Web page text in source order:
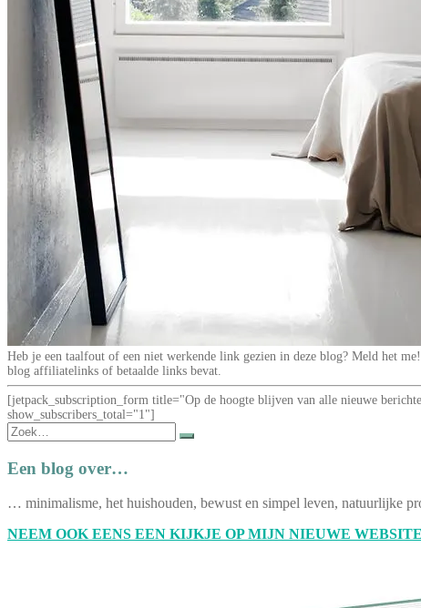
Heb je een taalfout of een niet werkende link gezien in deze blog? Meld het
blog affiliatelinks of betaalde links bevat.
[jetpack_subscription_form title="Op de hoogte blijven van alle nieuwe
show_subscribers_total="1"]
Zoek
naar:
Een blog over…
… minimalisme, het huishouden, bewust en simpel leven, natuurlijke
NEEM OOK EENS EEN KIJKJE OP MIJN NIEUWE